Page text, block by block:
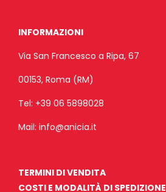
INFORMAZIONI
Via San Francesco a Ripa, 67
00153, Roma (RM)
Tel: +39 06 5898028
Mail: info@anicia.it
TERMINI DI VENDITA
COSTI E MODALITÀ DI SPEDIZIONE